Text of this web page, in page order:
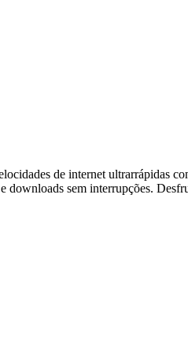
de internet ultrarrápidas
downloads sem interrupções.